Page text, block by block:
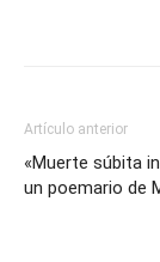
Artículo anterior
«Muerte súbita
un poemario de